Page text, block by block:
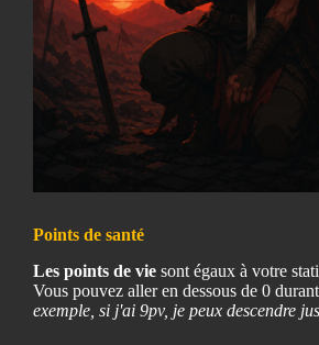
Points de santé
Les points de vie sont égaux à votre
Vous pouvez aller en dessous de 0
exemple, si j'ai 9pv, je peux descendre